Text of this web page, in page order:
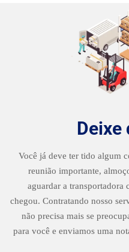
Deixe
Você já deve ter tido algum
reunião importante,
aguardar a transportadora
chegou. Contratando nosso
não precisa mais se
para você e enviamos uma